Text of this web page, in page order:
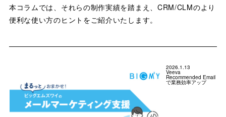
本コラムでは、それらの制作実績を踏まえ、CRM/CLMのより
便利な使い方のヒントをご紹介いたします。
2026.1.13
Veeva
Recommended Email
で業務効率アップ